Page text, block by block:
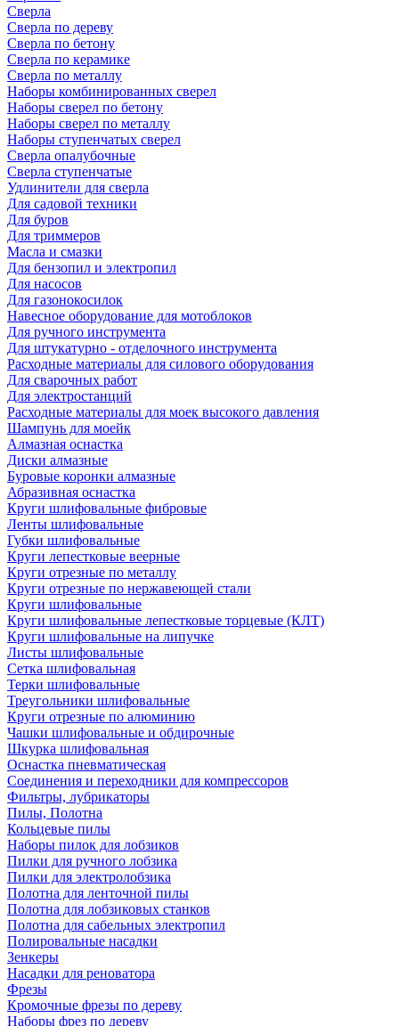
Сверла
Сверла по дереву
Сверла по бетону
Сверла по керамике
Сверла по металлу
Наборы комбинированных сверел
Наборы сверел по бетону
Наборы сверел по металлу
Наборы ступенчатых сверел
Сверла опалубочные
Сверла ступенчатые
Удлинители для сверла
Для садовой техники
Для буров
Для триммеров
Масла и смазки
Для бензопил и электропил
Для насосов
Для газонокосилок
Навесное оборудование для мотоблоков
Для ручного инструмента
Для штукатурно - отделочного инструмента
Расходные материалы для силового оборудования
Для сварочных работ
Для электростанций
Расходные материалы для моек высокого давления
Шампунь для моейк
Алмазная оснастка
Диски алмазные
Буровые коронки алмазные
Абразивная оснастка
Круги шлифовальные фибровые
Ленты шлифовальные
Губки шлифовальные
Круги лепестковые веерные
Круги отрезные по металлу
Круги отрезные по нержавеющей стали
Круги шлифовальные
Круги шлифовальные лепестковые торцевые (КЛТ)
Круги шлифовальные на липучке
Листы шлифовальные
Сетка шлифовальная
Терки шлифовальные
Треугольники шлифовальные
Круги отрезные по алюминию
Чашки шлифовальные и обдирочные
Шкурка шлифовальная
Оснастка пневматическая
Соединения и переходники для компрессоров
Фильтры, лубрикаторы
Пилы, Полотна
Кольцевые пилы
Наборы пилок для лобзиков
Пилки для ручного лобзика
Пилки для электролобзика
Полотна для ленточной пилы
Полотна для лобзиковых станков
Полотна для сабельных электропил
Полировальные насадки
Зенкеры
Насадки для реноватора
Фрезы
Кромочные фрезы по дереву
Наборы фрез по дереву